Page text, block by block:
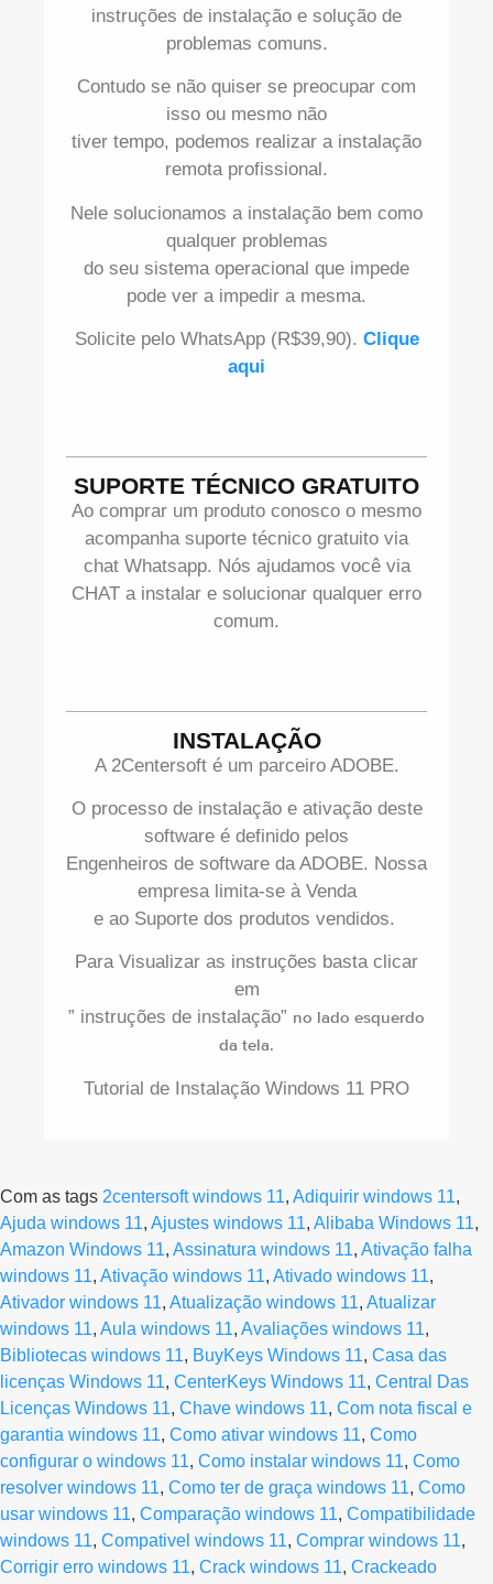
instruções de instalação e solução de
problemas comuns.
Contudo se não quiser se preocupar com
isso ou mesmo não
tiver tempo, podemos realizar a instalação
remota profissional.
Nele solucionamos a instalação bem como
qualquer problemas
do seu sistema operacional que impede
pode ver a impedir a mesma.
Solicite pelo WhatsApp (R$39,90). Clique
aqui
SUPORTE TÉCNICO GRATUITO
Ao comprar um produto conosco o mesmo
acompanha suporte técnico gratuito via
chat Whatsapp. Nós ajudamos você via
CHAT a instalar e solucionar qualquer erro
comum.
INSTALAÇÃO
A 2Centersoft é um parceiro ADOBE.
O processo de instalação e ativação deste
software é definido pelos
Engenheiros de software da ADOBE. Nossa
empresa limita-se à Venda
e ao Suporte dos produtos vendidos.
Para Visualizar as instruções basta clicar
em
” instruções de instalação” no lado esquerdo
da tela.
Tutorial de Instalação Windows 11 PRO
Com as tags 2centersoft windows 11, Adiquirir windows 11,
Ajuda windows 11, Ajustes windows 11, Alibaba Windows 11,
Amazon Windows 11, Assinatura windows 11, Ativação falha
windows 11, Ativação windows 11, Ativado windows 11,
Ativador windows 11, Atualização windows 11, Atualizar
windows 11, Aula windows 11, Avaliações windows 11,
Bibliotecas windows 11, BuyKeys Windows 11, Casa das
licenças Windows 11, CenterKeys Windows 11, Central Das
Licenças Windows 11, Chave windows 11, Com nota fiscal e
garantia windows 11, Como ativar windows 11, Como
configurar o windows 11, Como instalar windows 11, Como
resolver windows 11, Como ter de graça windows 11, Como
usar windows 11, Comparação windows 11, Compatibilidade
windows 11, Compativel windows 11, Comprar windows 11,
Corrigir erro windows 11, Crack windows 11, Crackeado